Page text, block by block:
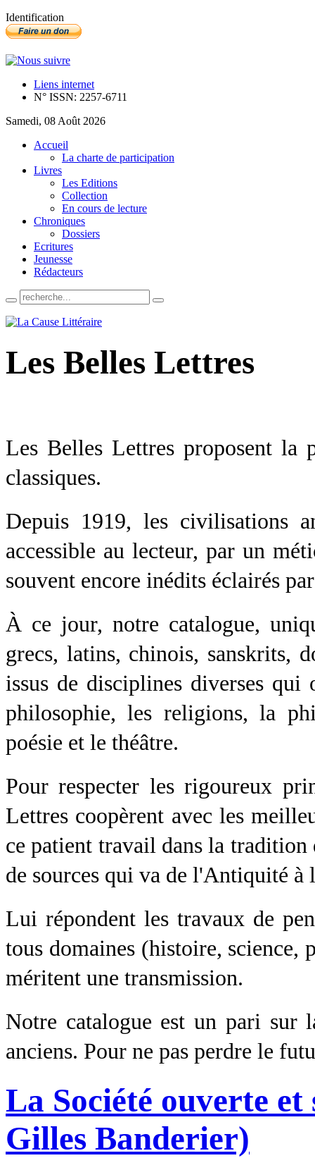
Identification
Liens internet
N° ISSN: 2257-6711
Samedi, 08 Août 2026
Accueil
La charte de participation
Livres
Les Editions
Collection
En cours de lecture
Chroniques
Dossiers
Ecritures
Jeunesse
Rédacteurs
Les Belles Lettres
Les Belles Lettres proposent la
classiques.
Depuis 1919, les civilisations
accessible au lecteur, par un
souvent encore inédits éclairés
À ce jour, notre catalogue,
grecs, latins, chinois, sanskrits,
issus de disciplines diverses
philosophie, les religions, la
poésie et le théâtre.
Pour respecter les rigoureux
Lettres coopèrent avec les
ce patient travail dans la tradition
de sources qui va de l'Antiquité à
Lui répondent les travaux de
tous domaines (histoire, science,
méritent une transmission.
Notre catalogue est un pari sur
anciens. Pour ne pas perdre le
La Société ouverte
Gilles Banderier)